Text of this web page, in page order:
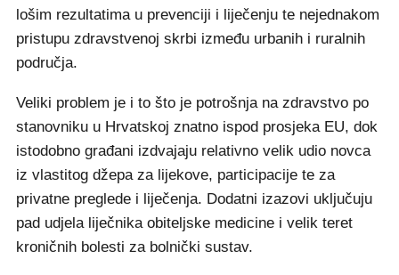
lošim rezultatima u prevenciji i liječenju te nejednakom
pristupu zdravstvenoj skrbi između urbanih i ruralnih
područja.
Veliki problem je i to što je potrošnja na zdravstvo po
stanovniku u Hrvatskoj znatno ispod prosjeka EU, dok
istodobno građani izdvajaju relativno velik udio novca
iz vlastitog džepa za lijekove, participacije te za
privatne preglede i liječenja. Dodatni izazovi uključuju
pad udjela liječnika obiteljske medicine i velik teret
kroničnih bolesti za bolnički sustav.